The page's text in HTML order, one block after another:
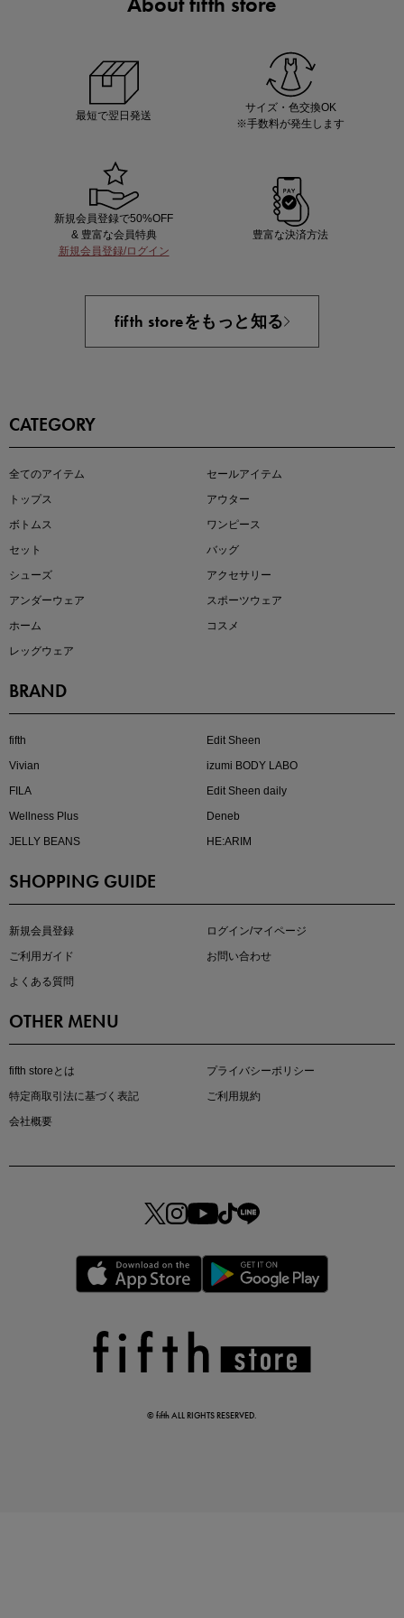
即戦力アイテム続々対象
注目の新作が販売開始
kokoさんセレクト
今季の注目アイテムをご紹介
この夏の主役確定！
真夏のオフィスカジュアル
最短で翌日発送
サイズ・色交換OK
※手数料が発生します
新規会員登録で50%OFF
& 豊富な会員特典
新規会員登録/ログイン
豊富な決済方法
fifth storeをもっと知る
CATEGORY
全てのアイテム
セールアイテム
トップス
アウター
ボトムス
ワンピース
セット
バッグ
シューズ
アクセサリー
アンダーウェア
スポーツウェア
ホーム
コスメ
レッグウェア
BRAND
fifth
Edit Sheen
Vivian
izumi BODY LABO
FILA
Edit Sheen daily
Wellness Plus
Deneb
JELLY BEANS
HE:ARIM
SHOPPING GUIDE
新規会員登録
ログイン/マイページ
ご利用ガイド
お問い合わせ
よくある質問
OTHER MENU
fifth storeとは
プライバシーポリシー
特定商取引法に基づく表記
ご利用規約
会社概要
© fifth ALL RIGHTS RESERVED.